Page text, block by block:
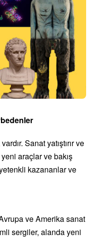
Sanat yatıştırır ve
araçlar ve bakış
yetenkli kazananlar ve
ve Amerika sanat
sergiler, alanda yeni